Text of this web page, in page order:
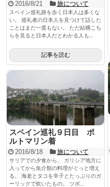
2016/8/21 旅について
スペイン巡礼路を歩く日本人は多くな
い。 巡礼者の日本人を見つけて話した
ことはまだ一度もない。 ただ結構こち
らを見ると日本人だとわかる人も...
記事を読む
スペイン巡礼９日目 ポ
ルトマリン着
2016/8/18 旅について
サリアでの夕食から。 ガリシア地方に
入ってから魚介類の料理がぐっと増え
る。 海老とタコを辛子とたっぷりのガ
ーリックで炊いたもの。 ツボ...